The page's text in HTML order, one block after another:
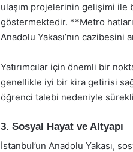
ulaşım projelerinin gelişimi ile
göstermektedir. **Metro
Anadolu Yakası’nın cazibesini
Yatırımcılar için önemli bir
genellikle iyi bir kira getirisi
öğrenci talebi nedeniyle
3. Sosyal Hayat ve Altyapı
İstanbul’un Anadolu Yakası,